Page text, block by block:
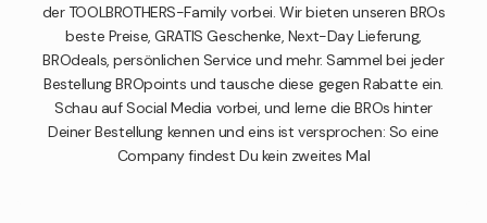
der TOOLBROTHERS-Family vorbei. Wir bieten unseren BROs
beste Preise, GRATIS Geschenke, Next-Day Lieferung,
BROdeals, persönlichen Service und mehr. Sammel bei jeder
Bestellung BROpoints und tausche diese gegen Rabatte ein.
Schau auf Social Media vorbei, und lerne die BROs hinter
Deiner Bestellung kennen und eins ist versprochen: So eine
Company findest Du kein zweites Mal